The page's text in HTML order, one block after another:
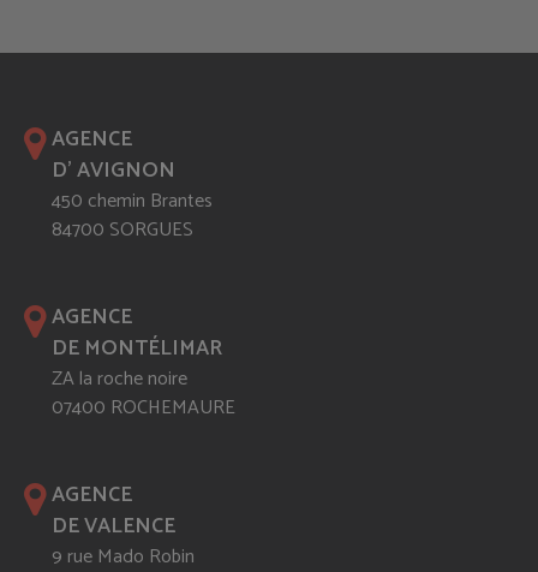
AGENCE
D' AVIGNON
450 chemin Brantes
84700 SORGUES
AGENCE
DE MONTÉLIMAR
ZA la roche noire
07400 ROCHEMAURE
AGENCE
DE VALENCE
9 rue Mado Robin